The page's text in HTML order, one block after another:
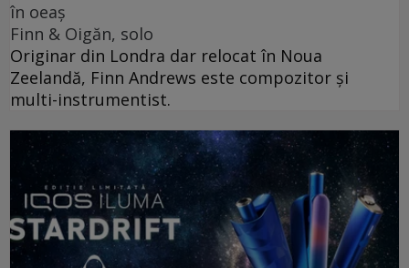
în oeaș
Finn & Oigăn, solo
Originar din Londra dar relocat în Noua
Zeelandă, Finn Andrews este compozitor și
multi-instrumentist.